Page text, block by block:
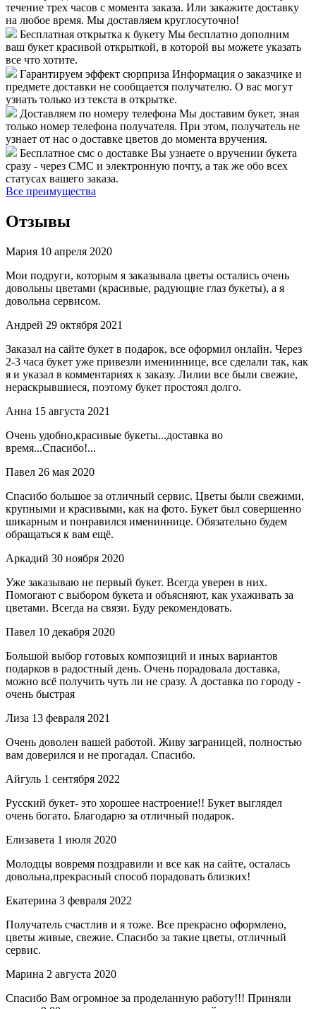
течение трех часов с момента заказа. Или закажите доставку
на любое время. Мы доставляем круглосуточно!
Бесплатная открытка к букету Мы бесплатно дополним
ваш букет красивой открыткой, в которой вы можете указать
все что хотите.
Гарантируем эффект сюрприза Информация о заказчике и
предмете доставки не сообщается получателю. О вас могут
узнать только из текста в открытке.
Доставляем по номеру телефона Мы доставим букет, зная
только номер телефона получателя. При этом, получатель не
узнает от нас о доставке цветов до момента вручения.
Бесплатное смс о доставке Вы узнаете о вручении букета
сразу - через СМС и электронную почту, а так же обо всех
статусах вашего заказа.
Все преимущества
Отзывы
Мария 10 апреля 2020
Мои подруги, которым я заказывала цветы остались очень
довольны цветами (красивые, радующие глаз букеты), а я
довольна сервисом.
Андрей 29 октября 2021
Заказал на сайте букет в подарок, все оформил онлайн. Через
2-3 часа букет уже привезли имениннице, все сделали так, как
я и указал в комментариях к заказу. Лилии все были свежие,
нераскрывшиеся, поэтому букет простоял долго.
Анна 15 августа 2021
Очень удобно,красивые букеты...доставка во
время...Спасибо!...
Павел 26 мая 2020
Спасибо большое за отличный сервис. Цветы были свежими,
крупными и красивыми, как на фото. Букет был совершенно
шикарным и понравился имениннице. Обязательно будем
обращаться к вам ещё.
Аркадий 30 ноября 2020
Уже заказываю не первый букет. Всегда уверен в них.
Помогают с выбором букета и объясняют, как ухаживать за
цветами. Всегда на связи. Буду рекомендовать.
Павел 10 декабря 2020
Большой выбор готовых композиций и иных вариантов
подарков в радостный день. Очень порадовала доставка,
можно всё получить чуть ли не сразу. А доставка по городу -
очень быстрая
Лиза 13 февраля 2021
Очень доволен вашей работой. Живу заграницей, полностью
вам доверился и не прогадал. Спасибо.
Айгуль 1 сентября 2022
Русский букет- это хорошее настроение!! Букет выглядел
очень богато. Благодарю за отличный подарок.
Елизавета 1 июля 2020
Молодцы вовремя поздравили и все как на сайте, осталась
довольна,прекрасный способ порадовать близких!
Екатерина 3 февраля 2022
Получатель счастлив и я тоже. Все прекрасно оформлено,
цветы живые, свежие. Спасибо за такие цветы, отличный
сервис.
Марина 2 августа 2020
Спасибо Вам огромное за проделанную работу!!! Приняли